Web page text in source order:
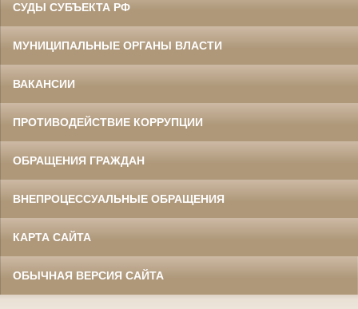
СУДЫ СУБЪЕКТА РФ
МУНИЦИПАЛЬНЫЕ ОРГАНЫ ВЛАСТИ
ВАКАНСИИ
ПРОТИВОДЕЙСТВИЕ КОРРУПЦИИ
ОБРАЩЕНИЯ ГРАЖДАН
ВНЕПРОЦЕССУАЛЬНЫЕ ОБРАЩЕНИЯ
КАРТА САЙТА
ОБЫЧНАЯ ВЕРСИЯ САЙТА